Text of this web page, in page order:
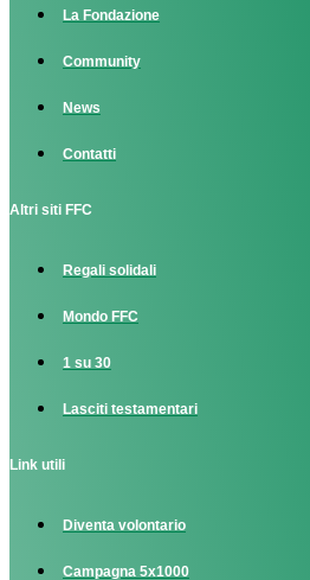
La Fondazione
Community
News
Contatti
Altri siti FFC
Regali solidali
Mondo FFC
1 su 30
Lasciti testamentari
Link utili
Diventa volontario
Campagna 5x1000